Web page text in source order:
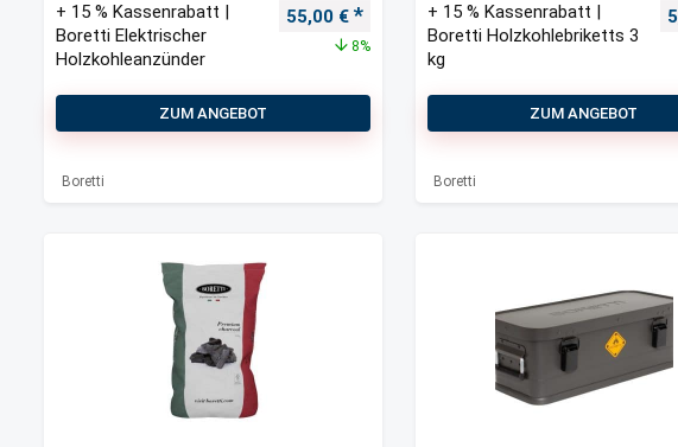
+ 15 % Kassenrabatt |
Boretti Elektrischer
Holzkohleanzünder
Ursprünglicher Preis war: 60,00 €
55,00 € Aktueller Preis ist: 55,00 €.
8%
ZUM ANGEBOT
Boretti
+ 15 % Kassenrabatt |
Boretti Holzkohlebriketts 3
kg
ZUM ANGEBOT
Boretti